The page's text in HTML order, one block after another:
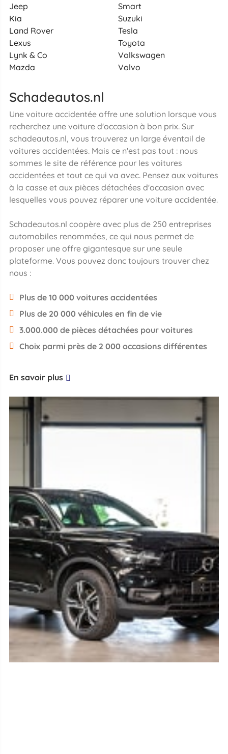
Jeep
Kia
Land Rover
Lexus
Lynk & Co
Mazda
Smart
Suzuki
Tesla
Toyota
Volkswagen
Volvo
Schadeautos.nl
Une voiture accidentée offre une solution lorsque vous
recherchez une voiture d'occasion à bon prix. Sur
schadeautos.nl, vous trouverez un large éventail de
voitures accidentées. Mais ce n'est pas tout : nous
sommes le site de référence pour les voitures
accidentées et tout ce qui va avec. Pensez aux voitures
à la casse et aux pièces détachées d'occasion avec
lesquelles vous pouvez réparer une voiture accidentée.
Schadeautos.nl coopère avec plus de 250 entreprises
automobiles renommées, ce qui nous permet de
proposer une offre gigantesque sur une seule
plateforme. Vous pouvez donc toujours trouver chez
nous :
Plus de 10 000 voitures accidentées
Plus de 20 000 véhicules en fin de vie
3.000.000 de pièces détachées pour voitures
Choix parmi près de 2 000 occasions différentes
En savoir plus